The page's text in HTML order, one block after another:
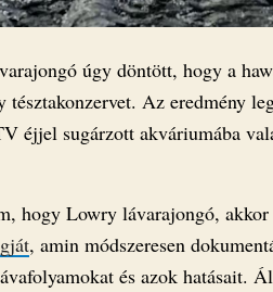
úgy döntött, hogy a
tésztakonzervet. Az eredmény
éjjel sugárzott akváriumába
hogy Lowry lávarajongó,
, amin módszeresen
és azok hatásait.